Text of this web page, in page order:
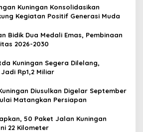
Kuningan Konsolidasikan
Kegiatan Positif Generasi Muda
Bidik Dua Medali Emas, Pembinaan
2026-2030
Kuningan Segera Dilelang,
Rp1,2 Miliar
Diusulkan Digelar September
Matangkan Persiapan
50 Paket Jalan Kuningan
22 Kilometer